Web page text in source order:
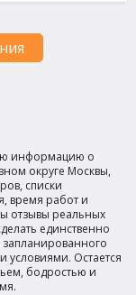
информацию о
округе Москвы,
списки
время работ и
отзывы реальных
единственно
Остается
бодростью и